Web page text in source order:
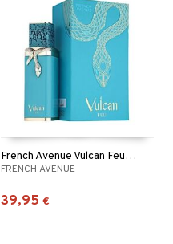
French Avenue Vulcan Feu - Eau de parfum
FRENCH AVENUE
39,95 €